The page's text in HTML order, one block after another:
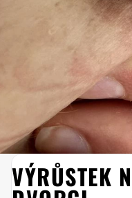
VÝRŮSTEK